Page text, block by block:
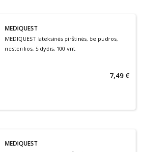
MEDIQUEST
MEDIQUEST lateksinės pirštinės, be pudros,
nesterilios, S dydis, 100 vnt.
7,49 €
MEDIQUEST